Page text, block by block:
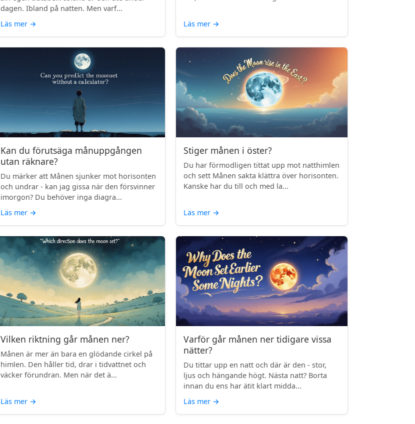
dagen. Ibland på natten. Men varf...
Läs mer → Läs mer →
Kan du förutsäga månuppgången
utan räknare?
Du märker att Månen sjunker mot horisonten
och undrar - kan jag gissa när den försvinner
imorgon? Du behöver inga diagra...
Läs mer →
Stiger månen i öster?
Du har förmodligen tittat upp mot natthimlen
och sett Månen sakta klättra över horisonten.
Kanske har du till och med la...
Läs mer →
Vilken riktning går månen ner?
Månen är mer än bara en glödande cirkel på
himlen. Den håller tid, drar i tidvattnet och
väcker förundran. Men när det ä...
Läs mer →
Varför går månen ner tidigare vissa
nätter?
Du tittar upp en natt och där är den - stor,
ljus och hängande högt. Nästa natt? Borta
innan du ens har ätit klart midda...
Läs mer →